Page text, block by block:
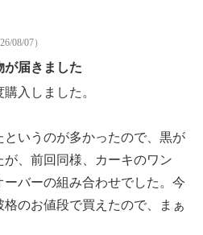
注意
り注意
め、対応するヌード寸法の
08/07）
が届きました
入しました。
いうのが多かったので、黒が
、前回同様、カーキのワン
ーバーの組み合わせでした。今
のお値段で買えたので、まぁ